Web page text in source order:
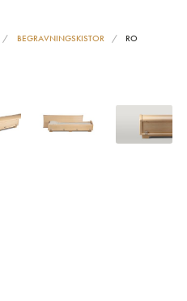
BEGRAVNINGSKISTOR RO